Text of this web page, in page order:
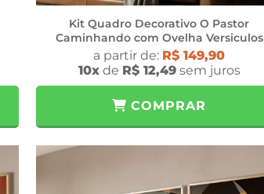
Kit Quadro Decorativo O Pastor
Caminhando com Ovelha Versiculos
a partir de: R$ 149,90
10xde R$ 12,49sem juros
COMPRAR